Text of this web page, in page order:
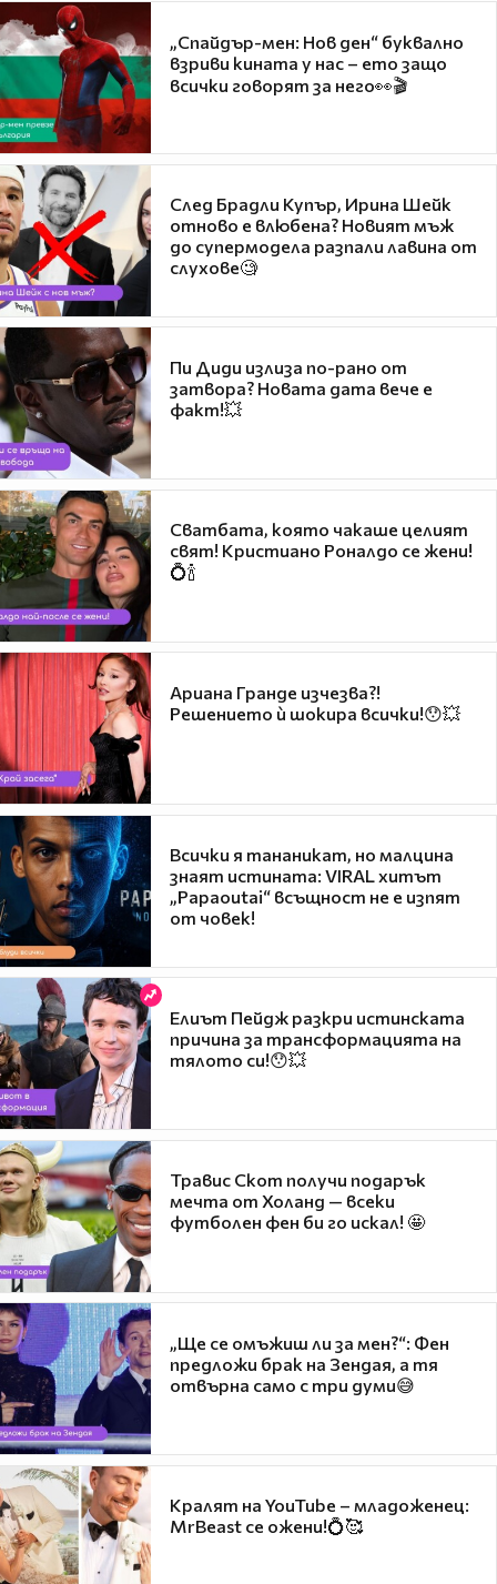
„Спайдър-мен: Нов ден“ буквално
взриви кината у нас – ето защо
всички говорят за него👀🎬
След Брадли Купър, Ирина Шейк
отново е влюбена? Новият мъж
до супермодела разпали лавина от
слухове🧐
Пи Диди излиза по-рано от
затвора? Новата дата вече е
факт!💥
Сватбата, която чакаше целият
свят! Кристиано Роналдо се жени!
💍🍾
Ариана Гранде изчезва?!
Решението ѝ шокира всички!😯💥
Всички я тананикат, но малцина
знаят истината: VIRAL хитът
„Papaoutai“ всъщност не е изпят
от човек!
Елиът Пейдж разкри истинската
причина за трансформацията на
тялото си!😯💥
Травис Скот получи подарък
мечта от Холанд — всеки
футболен фен би го искал! 🤩
„Ще се омъжиш ли за мен?“: Фен
предложи брак на Зендая, а тя
отвърна само с три думи😅
Кралят на YouTube – младоженец:
MrBeast се ожени!💍🥰